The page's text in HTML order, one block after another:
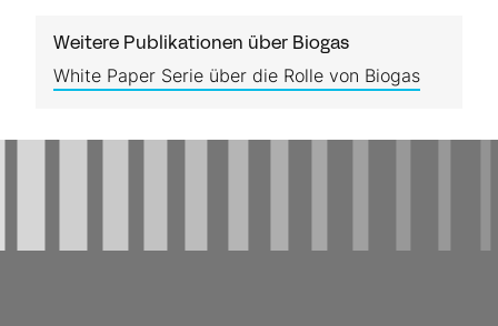
Weitere Publikationen über Biogas
White Paper Serie über die Rolle von Biogas